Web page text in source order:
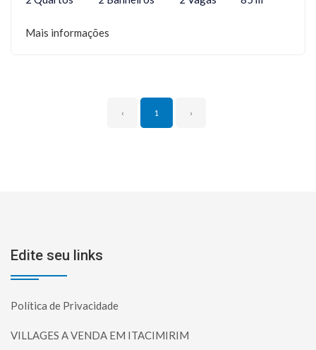
Mais informações
‹ 1 ›
Edite seu links
Política de Privacidade
VILLAGES A VENDA EM ITACIMIRIM